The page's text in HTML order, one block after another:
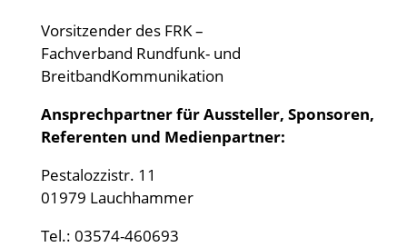
Vorsitzender des FRK –
Fachverband Rundfunk- und
BreitbandKommunikation
Ansprechpartner für Aussteller, Sponsoren,
Referenten und Medienpartner:
Pestalozzistr. 11
01979 Lauchhammer
Tel.: 03574-460693